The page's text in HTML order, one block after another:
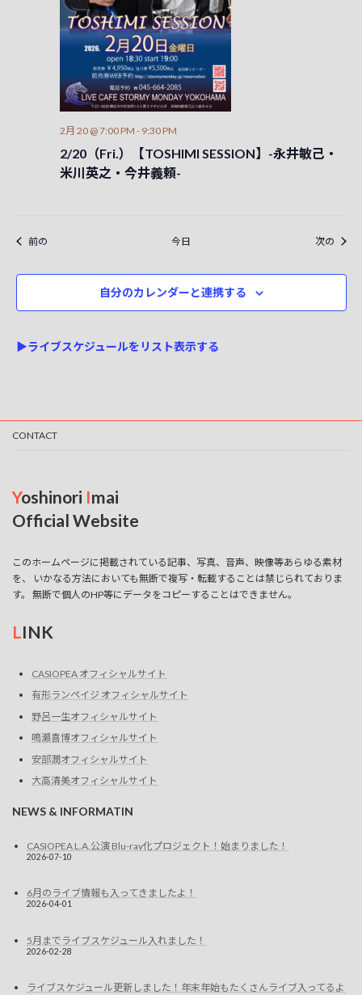
2/20（Fri.）【TOSHIMI SESSION】-永井敏己・
米川英之・今井義頼-
2月 20 @ 7:00 PM - 9:30 PM
前のイベント 今日 次のイベ
自分のカレンダーと連携する
▶ライブスケジュールをリスト表示する
CONTACT
Yoshinori Imai
Official Website
このホームページに掲載されている記事、写真、音声、映像等あらゆる素材
を、 いかなる方法においても無断で複写・転載することは禁じられておりま
す。 無断で個人のHP等にデータをコピーすることはできません。
LINK
CASIOPEA オフィシャルサイト
有形ランペイジ オフィシャルサイト
野呂一生オフィシャルサイト
鳴瀬喜博オフィシャルサイト
安部潤オフィシャルサイト
大高清美オフィシャルサイト
NEWS & INFORMATIN
CASIOPEA L.A.公演 Blu-ray化プロジェクト！始まりました！
2026-07-10
6月のライブ情報も入ってきましたよ！
2026-04-01
5月までライブスケジュール入れました！
2026-02-28
ライブスケジュール更新しました！年末年始もたくさんライブ入ってるよ